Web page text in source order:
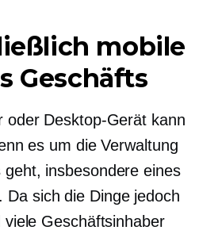
mobile
Geschäfts
oder Desktop-Gerät kann
es um die Verwaltung
insbesondere eines
Da sich die Dinge jedoch
Geschäftsinhaber